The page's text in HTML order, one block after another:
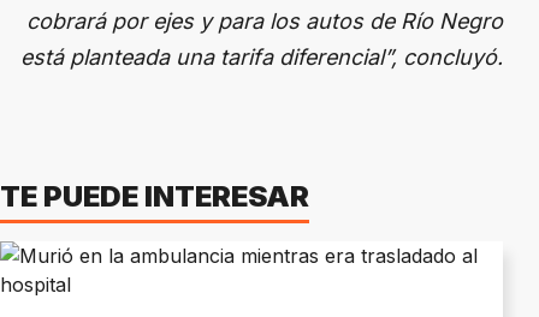
cobrará por ejes y para los autos de Río Negro
está planteada una tarifa diferencial”, concluyó.
TE PUEDE INTERESAR